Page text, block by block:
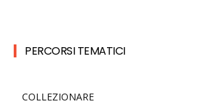
PERCORSI TEMATICI
COLLEZIONARE